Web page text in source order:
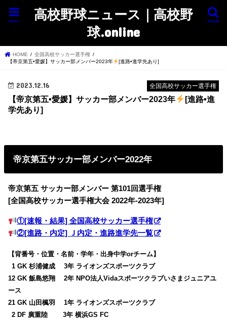
高校野球ニュース｜高校野
球.online
search
menu
HOME
全国高校サッカー選手権
【帝京第五•愛媛】サッカー部メンバー2023年
[進路•進学先あり]
全国高校サッカー選手権
2023.12.16
【帝京第五•愛媛】サッカー部メンバー2023年
[進路•進
学先あり]
帝京第五サッカー部メンバー2022年
帝京第五 サッカー部メンバー 第101回選手権
[全国高校サッカー選手権大会 2022年-2023年]
①[速報・結果] 全国高校サッカー選手権
②[進路・内定] Ｊ内定・進路進学先一覧
【背番号・位置・名前・学年・出身中学orチーム】
01 GK 杉浦健成 3年 ライオンズスポーツクラブ
12 GK 飯島悠翔 2年 NPO法人Vidaスポーツクラブいさまジュニアユ
ース
21 GK 山田楓羽 1年 ライオンズスポーツクラブ
02 DF 廣重陸 3年 横浜GS FC